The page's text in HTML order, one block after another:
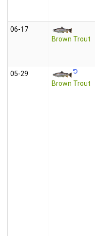
06‑17
Brown Trout
05‑29
Brown Trout